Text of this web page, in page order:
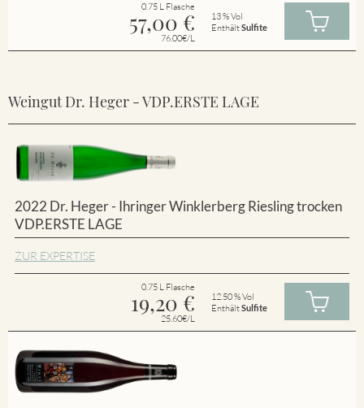
0.75 L Flasche
57,00 €
76.00€/L
13 % Vol
EnthältSulfite
Weingut Dr. Heger - VDP.ERSTE LAGE
2022 Dr. Heger - Ihringer Winklerberg Riesling trocken
VDP.ERSTE LAGE
ZUR EXPERTISE
0.75 L Flasche
19,20 €
25.60€/L
12.50 % Vol
EnthältSulfite